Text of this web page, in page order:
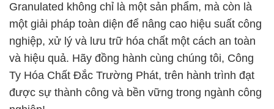
Granulated không chỉ là một sản phẩm, mà còn là
một giải pháp toàn diện để nâng cao hiệu suất công
nghiệp, xử lý và lưu trữ hóa chất một cách an toàn
và hiệu quả. Hãy đồng hành cùng chúng tôi, Công
Ty Hóa Chất Đắc Trường Phát, trên hành trình đạt
được sự thành công và bền vững trong ngành công